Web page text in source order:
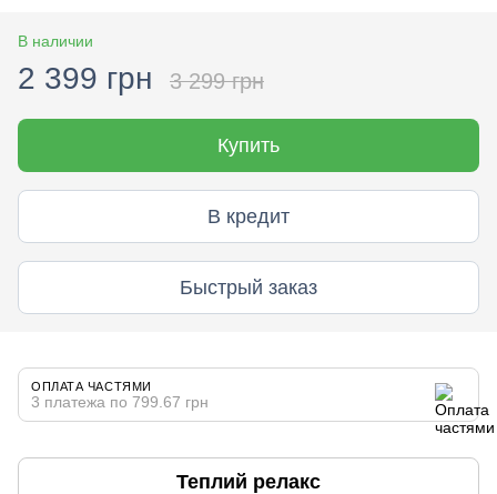
В наличии
2 399 грн 3 299 грн
Купить
В кредит
Быстрый заказ
ОПЛАТА ЧАСТЯМИ
3 платежа по 799.67 грн
Теплий релакс